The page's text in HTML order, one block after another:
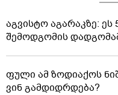
აგვისტო აგარაკზე:
შემოდგომის
ფული ამ ზოდიაქოს
ვინ გამდიდრდება?